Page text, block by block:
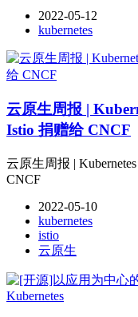
2022-05-12
kubernetes
云原生周报 |
Istio 捐赠给 CNCF
云原生周报 |
CNCF
2022-05-10
kubernetes
istio
云原生